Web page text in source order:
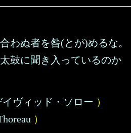
わぬ者を咎(とが)めるな。
鼓に聞き入っているのか
ヴィッド・ソロー ）
）